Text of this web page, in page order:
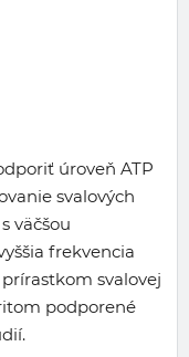
úroveň ATP
svalových
väčšou
frekvencia
svalovej
podporené